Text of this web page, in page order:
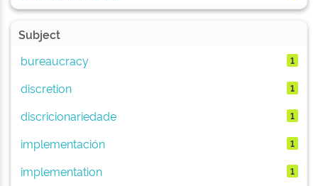
Subject
bureaucracy
1
discretion 1
discricionariedade 1
implementación 1
implementation 1